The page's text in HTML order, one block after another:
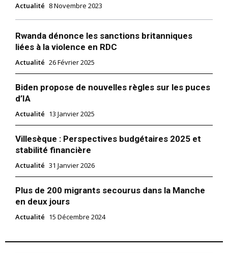
Actualité 8 Novembre 2023
Rwanda dénonce les sanctions britanniques
liées à la violence en RDC
Actualité 26 Février 2025
Biden propose de nouvelles règles sur les puces
d’IA
Actualité 13 Janvier 2025
Villesèque : Perspectives budgétaires 2025 et
stabilité financière
Actualité 31 Janvier 2026
Plus de 200 migrants secourus dans la Manche
en deux jours
Actualité 15 Décembre 2024